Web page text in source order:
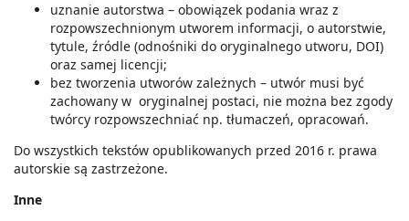
uznanie autorstwa – obowiązek podania wraz z
rozpowszechnionym utworem informacji, o autorstwie,
tytule, źródle (odnośniki do oryginalnego utworu, DOI)
oraz samej licencji;
bez tworzenia utworów zależnych – utwór musi być
zachowany w oryginalnej postaci, nie można bez zgody
twórcy rozpowszechniać np. tłumaczeń, opracowań.
Do wszystkich tekstów opublikowanych przed 2016 r. prawa
autorskie są zastrzeżone.
Inne